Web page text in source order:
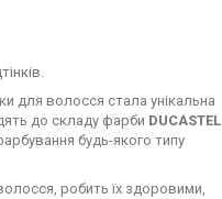
для волосся стала унікальна
до складу фарби DUCASTEL
будь-якого типу
робить їх здоровими,